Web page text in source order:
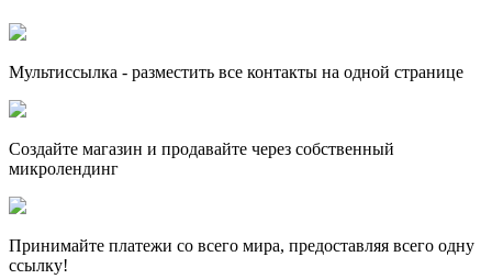
Мультиссылка - разместить все контакты на одной странице
Создайте магазин и продавайте через собственный
микролендинг
Принимайте платежи со всего мира, предоставляя всего одну
ссылку!